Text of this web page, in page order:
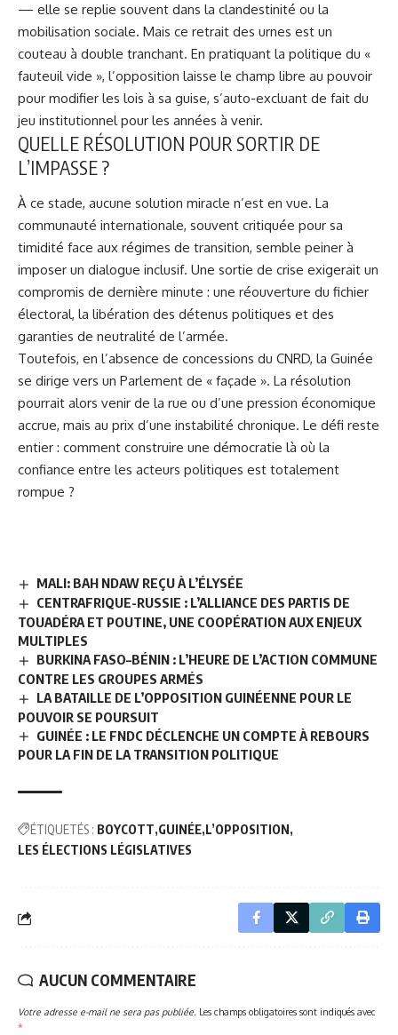
— elle se replie souvent dans la clandestinité ou la
mobilisation sociale. Mais ce retrait des urnes est un
couteau à double tranchant. En pratiquant la politique du «
fauteuil vide », l’opposition laisse le champ libre au pouvoir
pour modifier les lois à sa guise, s’auto-excluant de fait du
jeu institutionnel pour les années à venir.
QUELLE RÉSOLUTION POUR SORTIR DE
L’IMPASSE ?
À ce stade, aucune solution miracle n’est en vue. La
communauté internationale, souvent critiquée pour sa
timidité face aux régimes de transition, semble peiner à
imposer un dialogue inclusif. Une sortie de crise exigerait un
compromis de dernière minute : une réouverture du fichier
électoral, la libération des détenus politiques et des
garanties de neutralité de l’armée.
Toutefois, en l’absence de concessions du CNRD, la Guinée
se dirige vers un Parlement de « façade ». La résolution
pourrait alors venir de la rue ou d’une pression économique
accrue, mais au prix d’une instabilité chronique. Le défi reste
entier : comment construire une démocratie là où la
confiance entre les acteurs politiques est totalement
rompue ?
MALI: BAH NDAW REÇU À L’ÉLYSÉE
CENTRAFRIQUE-RUSSIE : L’ALLIANCE DES PARTIS DE
TOUADÉRA ET POUTINE, UNE COOPÉRATION AUX ENJEUX
MULTIPLES
BURKINA FASO–BÉNIN : L’HEURE DE L’ACTION COMMUNE
CONTRE LES GROUPES ARMÉS
LA BATAILLE DE L’OPPOSITION GUINÉENNE POUR LE
POUVOIR SE POURSUIT
GUINÉE : LE FNDC DÉCLENCHE UN COMPTE À REBOURS
POUR LA FIN DE LA TRANSITION POLITIQUE
ÉTIQUETÉS : BOYCOTT GUINÉE L’OPPOSITION
LES ÉLECTIONS LÉGISLATIVES
AUCUN COMMENTAIRE
Votre adresse e-mail ne sera pas publiée. Les champs obligatoires sont indiqués avec
*